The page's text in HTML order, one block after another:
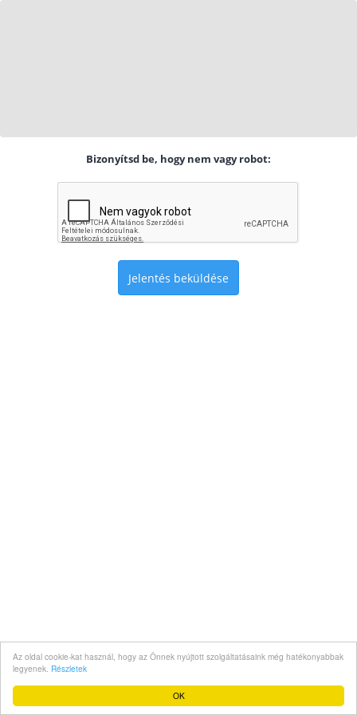
OK
Az oldal cookie-kat használ, hogy az Önnek nyújtott szolgáltatásaink még hatékonyabbak
legyenek. Részletek
Bizonyítsd be, hogy nem vagy robot:
Jelentés beküldése